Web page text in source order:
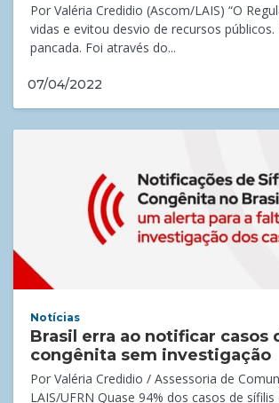
Por Valéria Credidio (Ascom/LAIS) “O
vidas e evitou desvio de recursos
pancada. Foi através do...
07/04/2022
Notícias
Brasil erra ao notificar casos
congênita sem investigação
Por Valéria Credidio / Assessoria de
LAIS/UFRN Quase 94% dos casos de